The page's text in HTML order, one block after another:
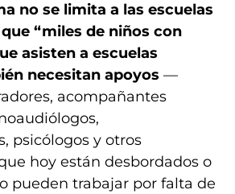
no se limita a las escuelas
“miles de niños con
asisten a escuelas
necesitan apoyos —
acompañantes
psicólogos y otros
hoy están desbordados o
pueden trabajar por falta de